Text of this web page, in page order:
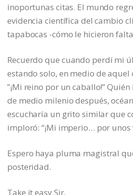
inoportunas citas. El mundo
evidencia científica del cambio
tapabocas -cómo le hicieron
Recuerdo que cuando perdí mi
estando solo, en medio de
”¡Mi reino por un caballo!”
de medio milenio después,
escucharía un grito similar que
imploró: “¡Mi imperio… por unos
Espero haya pluma magistral
posteridad.
Take it easy Sir.